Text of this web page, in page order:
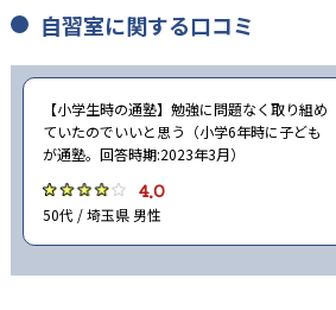
自習室に関する口コミ
【小学生時の通塾】勉強に問題なく取り組め
ていたのでいいと思う（小学6年時に子ども
が通塾。回答時期:2023年3月）
4.0
50代 / 埼玉県 男性